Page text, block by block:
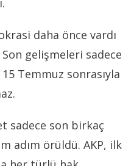
daha önce vardı
gelişmeleri sadece
Temmuz sonrasıyla
sadece son birkaç
adım örüldü. AKP, ilk